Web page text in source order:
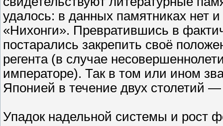
удалось: в данных памятниках нет
«Нихонги». Превратившись в
постарались закрепить своё
регента (в случае
императоре). Так в том или ином
Японией в течение двух столетий
Упадок надельной системы и рост